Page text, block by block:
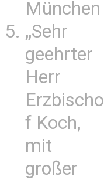
München
„Sehr
geehrter
Herr
Erzbischo
f Koch,
mit
großer